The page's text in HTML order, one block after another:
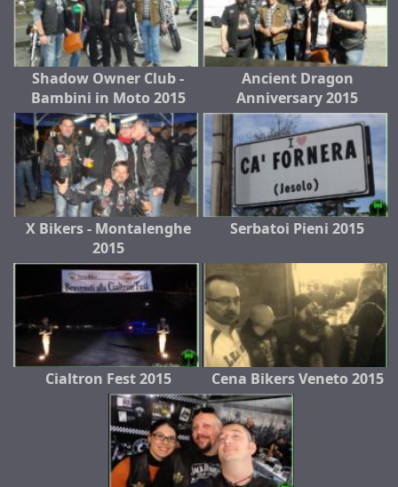
Shadow Owner Club -
Bambini in Moto 2015
Ancient Dragon
Anniversary 2015
X Bikers - Montalenghe
2015
Serbatoi Pieni 2015
Cialtron Fest 2015 Cena Bikers Veneto 2015